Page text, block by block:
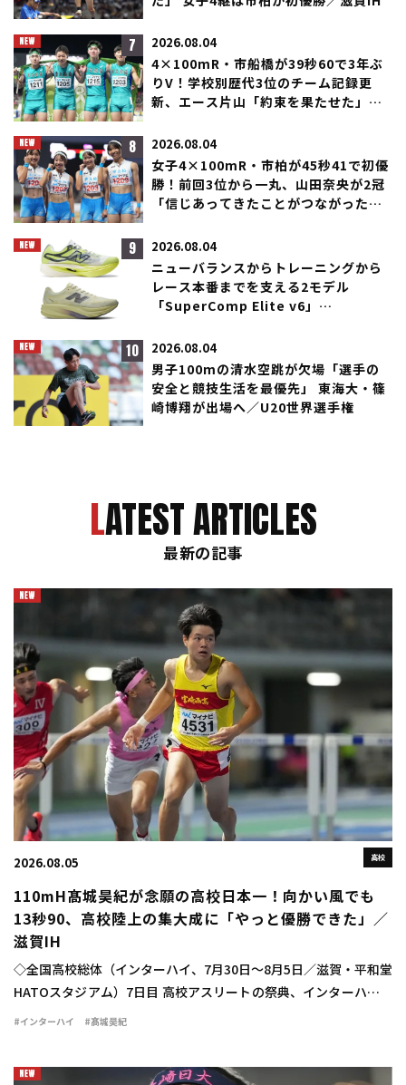
7 2026.08.04
4×100mR・市船橋が39秒60で3年ぶ
りV！学校別歴代3位のチーム記録更
新、エース片山「約束を果たせた」／
8 2026.08.04
女子4×100mR・市柏が45秒41で初優
勝！前回3位から一丸、山田奈央が2冠
「信じあってきたことがつながった」
9 2026.08.04
ニューバランスからトレーニングから
レース本番までを支える2モデル
「SuperComp Elite v6」
10 2026.08.04
男子100mの清水空跳が欠場「選手の
安全と競技生活を最優先」 東海大・篠
崎博翔が出場へ／U20世界選手権
LATEST ARTICLES
最新の記事
高校
2026.08.05
110mH髙城昊紀が念願の高校日本一！向かい風でも
13秒90、高校陸上の集大成に「やっと優勝できた」／
滋賀IH
◇全国高校総体（インターハイ、7月30日～8月5日／滋賀・平和堂
HATOスタジアム）7日目 高校アスリートの祭典、インターハイの
最終日に男子110mハードル決勝が行われ、髙城昊紀（宮崎西3）
#インターハイ #髙城昊紀